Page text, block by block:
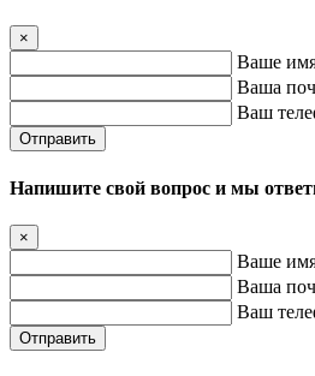
×
Ваше
Ваша
Ваш
Отправить
Напишите свой вопрос и мы
×
Ваше
Ваша
Ваш
Отправить